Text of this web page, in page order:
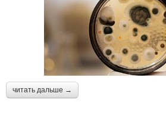
читать дальше →